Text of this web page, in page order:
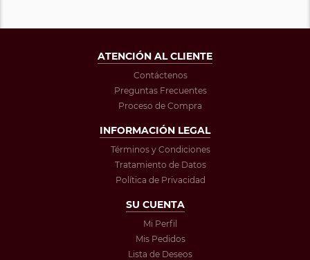
ATENCIÓN AL CLIENTE
Contáctenos
Preguntas Frecuentes
Proceso de Compra
INFORMACIÓN LEGAL
Términos y Condiciones
Tratamiento de Datos
Política de Privacidad
SU CUENTA
Mi Perfil
Mis Pedidos
Lista de Deseos